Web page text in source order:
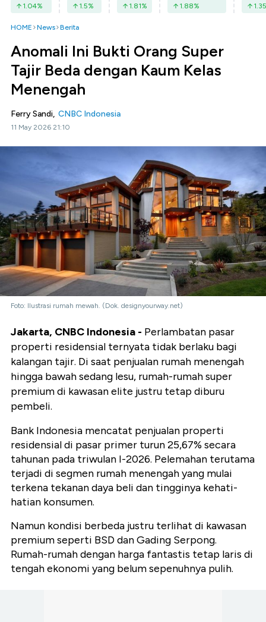
1.04% 1.5% 1.81% 1.88% 1.35
HOME News Berita
Anomali Ini Bukti Orang Super
Tajir Beda dengan Kaum Kelas
Menengah
Ferry Sandi, CNBC Indonesia
11 May 2026 21:10
Foto: Ilustrasi rumah mewah. (Dok. designyourway.net)
Jakarta, CNBC Indonesia - Perlambatan pasar
properti residensial ternyata tidak berlaku bagi
kalangan tajir. Di saat penjualan rumah menengah
hingga bawah sedang lesu, rumah-rumah super
premium di kawasan elite justru tetap diburu
pembeli.
Bank Indonesia mencatat penjualan properti
residensial di pasar primer turun 25,67% secara
tahunan pada triwulan I-2026. Pelemahan terutama
terjadi di segmen rumah menengah yang mulai
terkena tekanan daya beli dan tingginya kehati-
hatian konsumen.
Namun kondisi berbeda justru terlihat di kawasan
premium seperti BSD dan Gading Serpong.
Rumah-rumah dengan harga fantastis tetap laris di
tengah ekonomi yang belum sepenuhnya pulih.